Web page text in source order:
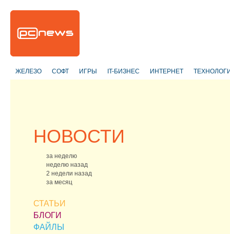
ЖЕЛЕЗО СОФТ ИГРЫ IT-БИЗНЕС ИНТЕРНЕТ
НОВОСТИ
за неделю
неделю назад
2 недели назад
за месяц
СТАТЬИ
БЛОГИ
ФАЙЛЫ